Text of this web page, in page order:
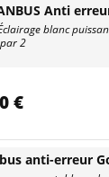
Anti
blanc
2
€
anti-erreur